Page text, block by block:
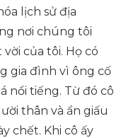
lịch sử địa
nơi chúng tôi
của tôi. Họ có
gia đình vì ông cố
nổi tiếng. Từ đó cô
thân và ẩn giấu
chết. Khi cô ấy